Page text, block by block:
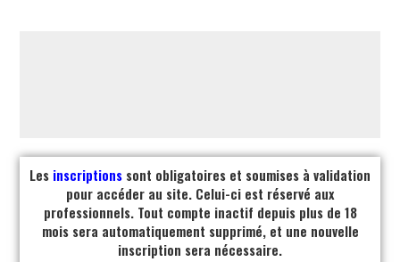
Les inscriptions sont obligatoires et soumises à validation
pour accéder au site. Celui-ci est réservé aux
professionnels. Tout compte inactif depuis plus de 18
mois sera automatiquement supprimé, et une nouvelle
inscription sera nécessaire.